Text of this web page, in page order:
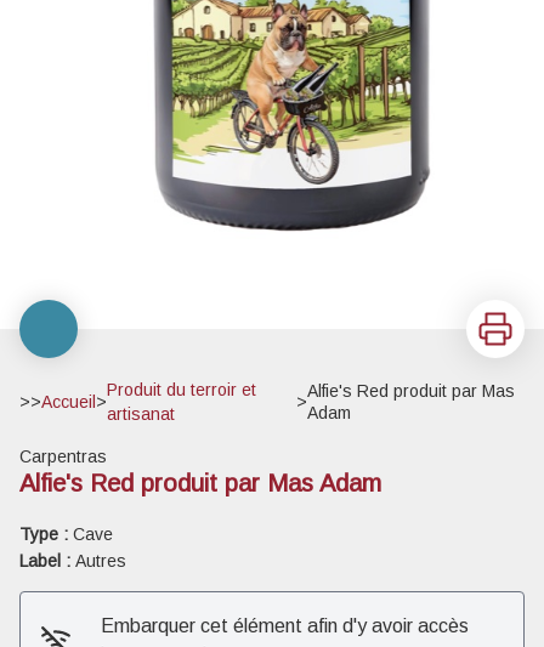
Imprimer
>>Accueil >
Produit du terroir et
artisanat
>
Alfie's Red produit par Mas
Adam
Carpentras
Alfie's Red produit par Mas Adam
Type : Cave
Label : Autres
Embarquer cet élément afin d'y avoir accès